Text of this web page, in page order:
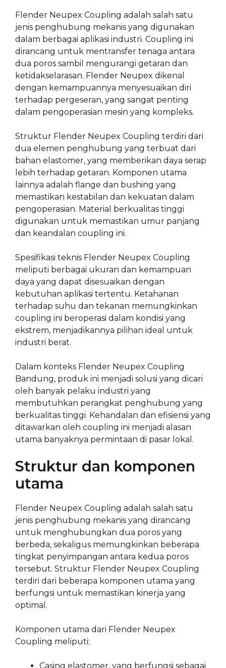
Flender Neupex Coupling adalah salah satu
jenis penghubung mekanis yang digunakan
dalam berbagai aplikasi industri. Coupling ini
dirancang untuk mentransfer tenaga antara
dua poros sambil mengurangi getaran dan
ketidakselarasan. Flender Neupex dikenal
dengan kemampuannya menyesuaikan diri
terhadap pergeseran, yang sangat penting
dalam pengoperasian mesin yang kompleks.
Struktur Flender Neupex Coupling terdiri dari
dua elemen penghubung yang terbuat dari
bahan elastomer, yang memberikan daya serap
lebih terhadap getaran. Komponen utama
lainnya adalah flange dan bushing yang
memastikan kestabilan dan kekuatan dalam
pengoperasian. Material berkualitas tinggi
digunakan untuk memastikan umur panjang
dan keandalan coupling ini.
Spesifikasi teknis Flender Neupex Coupling
meliputi berbagai ukuran dan kemampuan
daya yang dapat disesuaikan dengan
kebutuhan aplikasi tertentu. Ketahanan
terhadap suhu dan tekanan memungkinkan
coupling ini beroperasi dalam kondisi yang
ekstrem, menjadikannya pilihan ideal untuk
industri berat.
Dalam konteks Flender Neupex Coupling
Bandung, produk ini menjadi solusi yang dicari
oleh banyak pelaku industri yang
membutuhkan perangkat penghubung yang
berkualitas tinggi. Kehandalan dan efisiensi yang
ditawarkan oleh coupling ini menjadi alasan
utama banyaknya permintaan di pasar lokal.
Struktur dan komponen
utama
Flender Neupex Coupling adalah salah satu
jenis penghubung mekanis yang dirancang
untuk menghubungkan dua poros yang
berbeda, sekaligus memungkinkan beberapa
tingkat penyimpangan antara kedua poros
tersebut. Struktur Flender Neupex Coupling
terdiri dari beberapa komponen utama yang
berfungsi untuk memastikan kinerja yang
optimal.
Komponen utama dari Flender Neupex
Coupling meliputi:
Casing elastomer, yang berfungsi sebagai